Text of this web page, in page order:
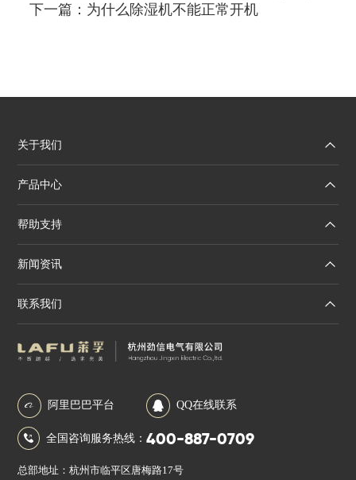
下一篇： 为什么除湿机不能正常开机
关于我们
产品中心
帮助支持
新闻资讯
联系我们
阿里巴巴平台 QQ在线联系
全国咨询服务热线：400-887-0709
总部地址：杭州市临平区唐梅路17号